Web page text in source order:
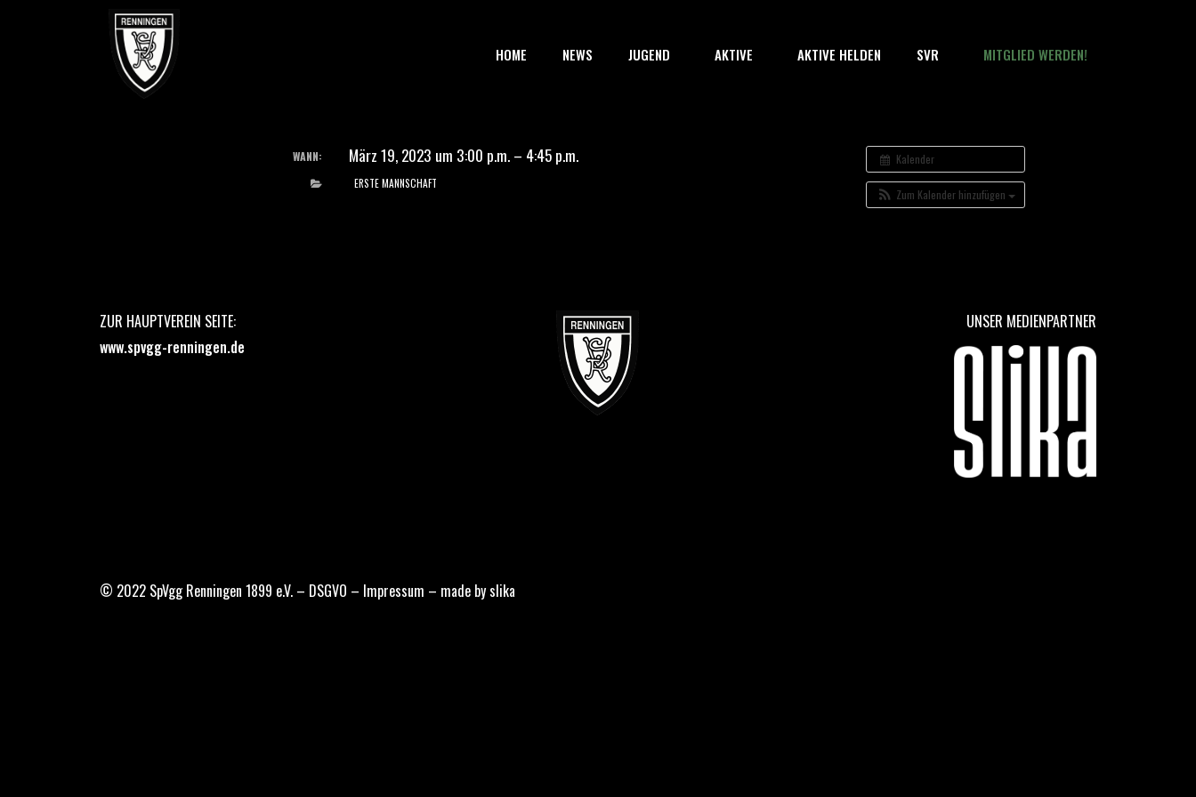
HOME NEWS JUGEND AKTIVE AKTIVE HELDEN SVR MITGLIED WERDEN!
Kalender
Zum Kalender hinzufügen
WANN: März 19, 2023 um 3:00 p.m. – 4:45 p.m.
ERSTE MANNSCHAFT
ZUR HAUPTVEREIN SEITE:
www.spvgg-renningen.de
UNSER MEDIENPARTNER
© 2022 SpVgg Renningen 1899 e.V. – DSGVO – Impressum – made by slika